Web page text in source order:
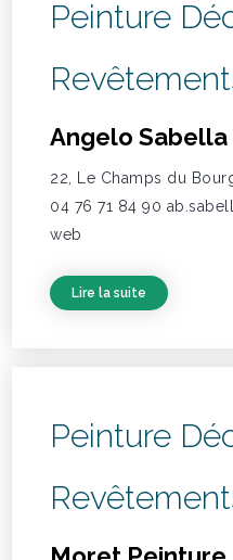
Peinture
Angelo Sabella
22, Le Champs du
04 76 71 84 90
web
Lire la suite
Peinture